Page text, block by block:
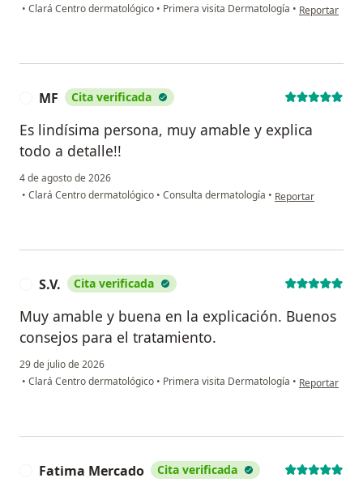
• Clará Centro dermatológico • Primera visita Dermatología • en opinión
Reportar
MF Cita verificada
Es lindísima persona, muy amable y explica
todo a detalle!!
4 de agosto de 2026
• Clará Centro dermatológico • Consulta dermatología • en opinión del
Reportar
S.V. Cita verificada
Muy amable y buena en la explicación. Buenos
consejos para el tratamiento.
29 de julio de 2026
• Clará Centro dermatológico • Primera visita Dermatología • en opinión
Reportar
Fatima Mercado Cita verificada